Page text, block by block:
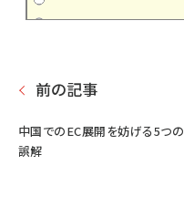
前の記事
中国でのEC展開を妨げる5つの
誤解